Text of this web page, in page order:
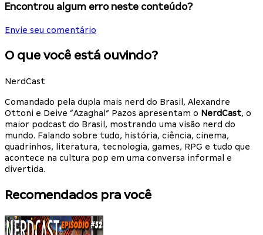
Encontrou algum erro neste conteúdo?
Envie seu comentário
O que você está ouvindo?
NerdCast
Comandado pela dupla mais nerd do Brasil, Alexandre
Ottoni e Deive “Azaghal” Pazos apresentam o NerdCast, o
maior podcast do Brasil, mostrando uma visão nerd do
mundo. Falando sobre tudo, história, ciência, cinema,
quadrinhos, literatura, tecnologia, games, RPG e tudo que
acontece na cultura pop em uma conversa informal e
divertida.
Recomendados pra você